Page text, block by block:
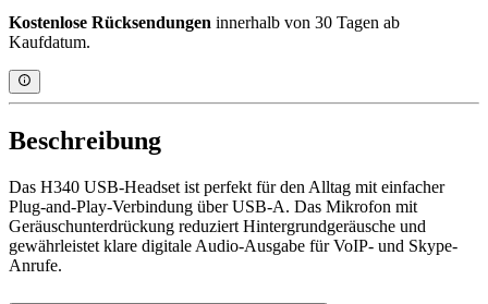
Kostenlose Rücksendungen innerhalb von 30 Tagen ab
Kaufdatum.
Beschreibung
Das H340 USB-Headset ist perfekt für den Alltag mit einfacher
Plug-and-Play-Verbindung über USB-A. Das Mikrofon mit
Geräuschunterdrückung reduziert Hintergrundgeräusche und
gewährleistet klare digitale Audio-Ausgabe für VoIP- und Skype-
Anrufe.